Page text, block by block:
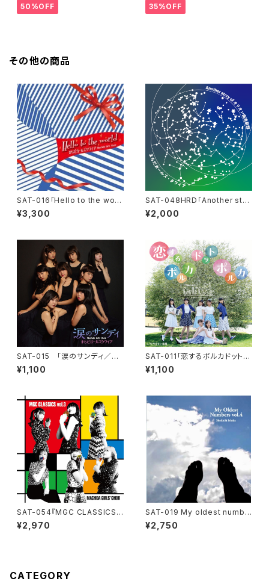
50%OFF 35%OFF
その他の商品
SAT-016「Hello to the worl
d」まちだガールズクワイア
¥3,300
SAT-048HRD「Another stor
y of オリオン座流星群・ハイレ
ゾダウンロード版」
¥2,000
SAT-015 「涙のサンディ／Re
ady Steady Go!」まちだガー
ルズクワイア
¥1,100
SAT-011「恋するポルカドット・
ポルカ / やさしい悪魔」まちだガ
ールズクワイア
¥1,100
SAT-054『MGC CLASSICS v
ol.3』まちだガールズ・クワイア
¥2,970
SAT-019 My oldest numbe
rs vol.4
¥2,750
CATEGORY